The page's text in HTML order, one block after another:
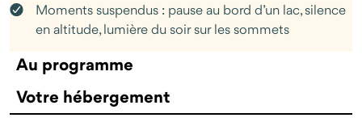
Moments suspendus : pause au bord d’un lac, silence
en altitude, lumière du soir sur les sommets
Au programme
Votre hébergement